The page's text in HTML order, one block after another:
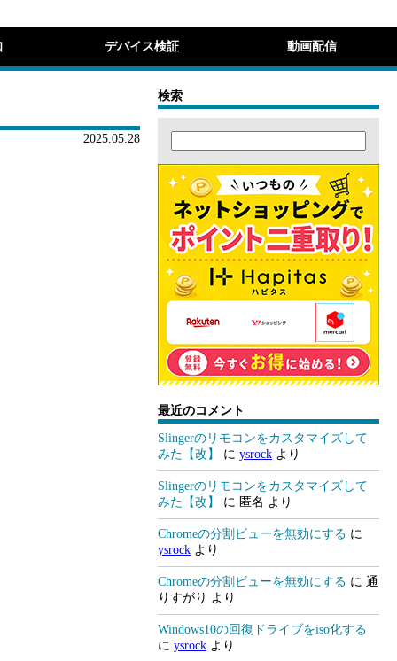
デバイス検証 動画配信
2025.05.28
検索
最近のコメント
Slingerのリモコンをカスタマイズして
みた【改】
に ysrock より
Slingerのリモコンをカスタマイズして
みた【改】
に 匿名 より
Chromeの分割ビューを無効にする に
ysrock より
Chromeの分割ビューを無効にする に 通
りすがり より
Windows10の回復ドライブをiso化する
に ysrock より